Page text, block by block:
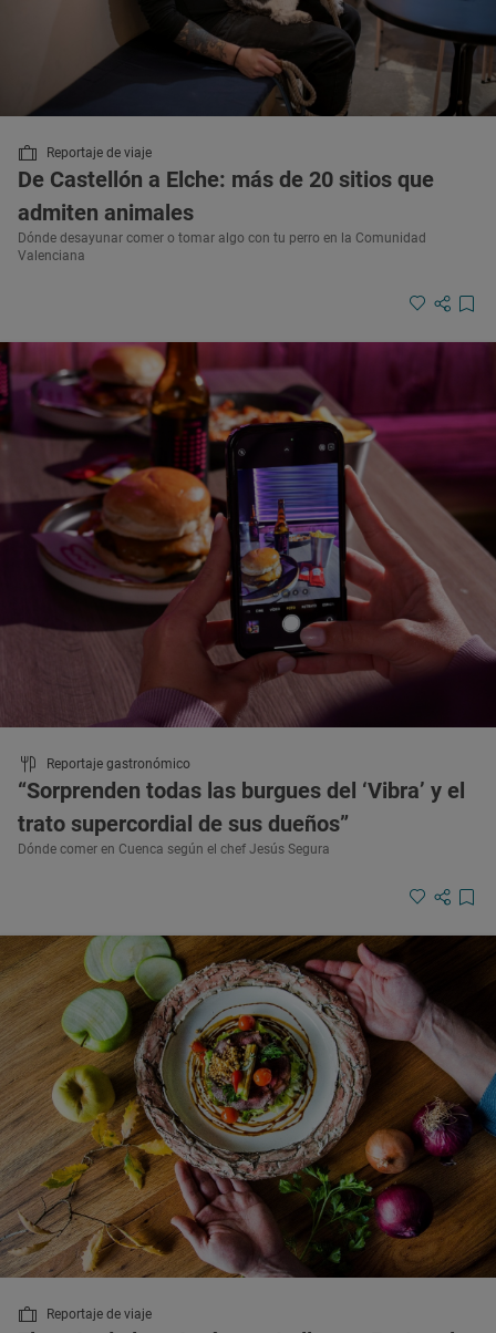
Reportaje de viaje
De Castellón a Elche: más de 20 sitios que
admiten animales
Dónde desayunar comer o tomar algo con tu perro en la Comunidad
Valenciana
Reportaje gastronómico
“Sorprenden todas las burgues del ‘Vibra’ y el
trato supercordial de sus dueños”
Dónde comer en Cuenca según el chef Jesús Segura
Reportaje de viaje